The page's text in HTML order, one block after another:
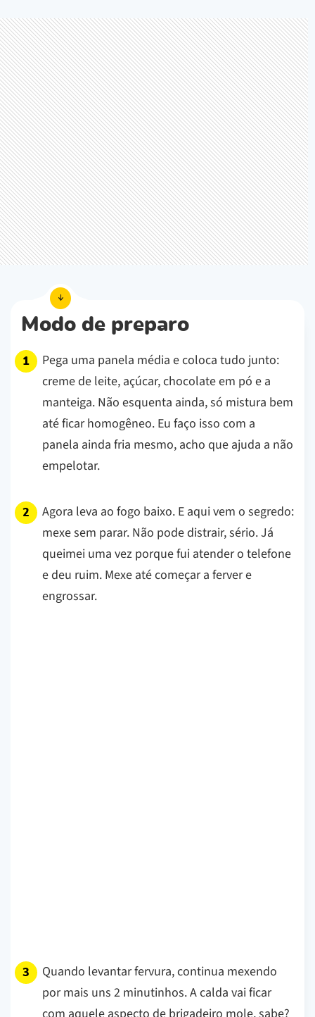
Modo de preparo
Pega uma panela média e coloca tudo junto:
creme de leite, açúcar, chocolate em pó e a
manteiga. Não esquenta ainda, só mistura bem
até ficar homogêneo. Eu faço isso com a
panela ainda fria mesmo, acho que ajuda a não
empelotar.
Agora leva ao fogo baixo. E aqui vem o segredo:
mexe sem parar. Não pode distrair, sério. Já
queimei uma vez porque fui atender o telefone
e deu ruim. Mexe até começar a ferver e
engrossar.
Quando levantar fervura, continua mexendo
por mais uns 2 minutinhos. A calda vai ficar